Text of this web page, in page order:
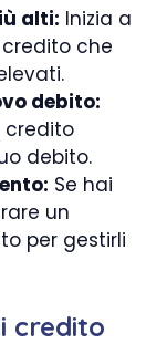
alti: Inizia a
che
debito:
credito
debito.
Se hai
un
per gestirli
credito